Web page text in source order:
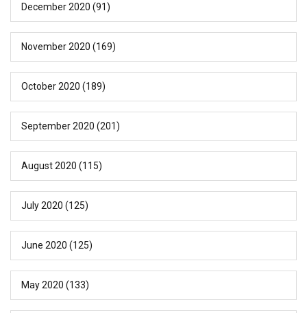
December 2020 (91)
November 2020 (169)
October 2020 (189)
September 2020 (201)
August 2020 (115)
July 2020 (125)
June 2020 (125)
May 2020 (133)